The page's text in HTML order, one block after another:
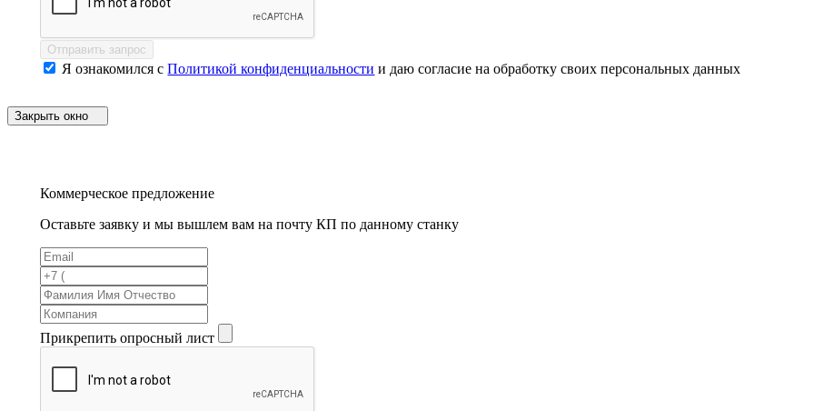
Отправить запрос
Я ознакомился сПолитикой конфиденциальности и даю согласие на обработку своих персональных данных
Закрыть окно
Коммерческое предложение
Оставьте заявку и мы вышлем вам на почту КП по данному станку
Прикрепить опросный лист